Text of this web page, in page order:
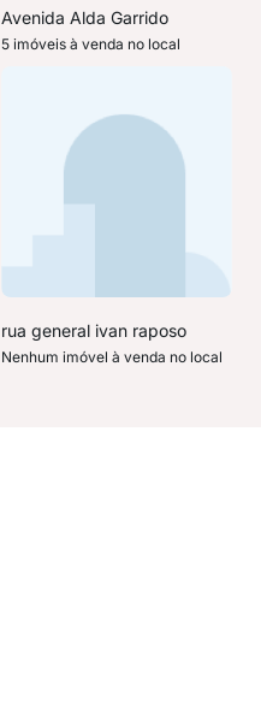
Avenida Alda Garrido
5 imóveis à venda no local
rua general ivan raposo
Nenhum imóvel à venda no local